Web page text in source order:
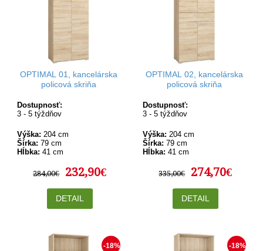
OPTIMAL 01, kancelárska
policová skriňa
Dostupnosť:
3 - 5 týždňov
Výška: 204 cm
Šírka: 79 cm
Hĺbka: 41 cm
284,00€ 232,90€
DETAIL
OPTIMAL 02, kancelárska
policová skriňa
Dostupnosť:
3 - 5 týždňov
Výška: 204 cm
Šírka: 79 cm
Hĺbka: 41 cm
335,00€ 274,70€
DETAIL
-18% -18%